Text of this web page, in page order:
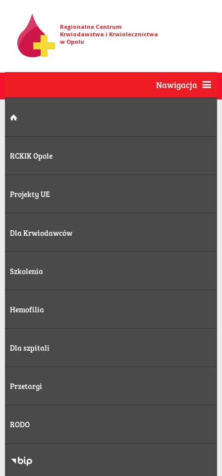
Regionalne Centrum
Krwiodawstwa i Krwiolecznictwa
w Opolu
Nawigacja
RCKIK Opole
Projekty UE
Dla Krwiodawców
Szkolenia
Hemofilia
Dla szpitali
Przetargi
RODO
RODO